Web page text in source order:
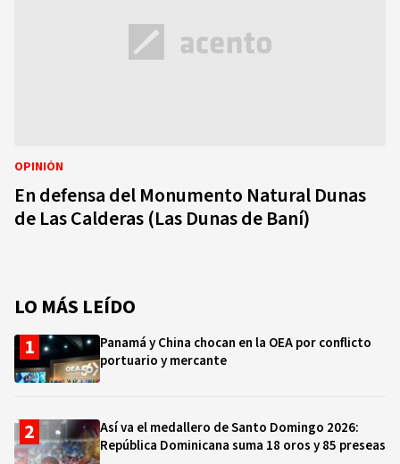
OPINIÓN
En defensa del Monumento Natural Dunas
de Las Calderas (Las Dunas de Baní)
LO MÁS LEÍDO
Panamá y China chocan en la OEA por conflicto
portuario y mercante
Así va el medallero de Santo Domingo 2026:
República Dominicana suma 18 oros y 85 preseas